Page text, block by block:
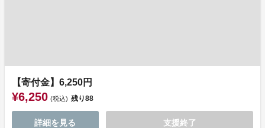
【寄付金】6,250円
¥6,250 (税込) 残り88
詳細を見る 支援終了